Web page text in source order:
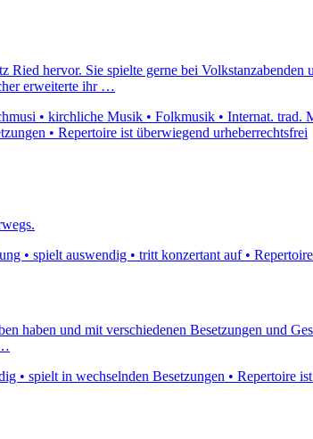
hervor. Sie spielte gerne bei
erweiterte ihr …
• kirchliche Musik • Folkmusik • Internat. trad.
• Repertoire ist überwiegend urheberrechtsfrei
• spielt auswendig • tritt konzertant auf •
haben und mit verschiedenen Besetzungen und
• spielt in wechselnden Besetzungen • Repertoire